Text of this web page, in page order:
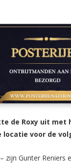
de Roxy uit
voor de
zijn Gunter Reniers